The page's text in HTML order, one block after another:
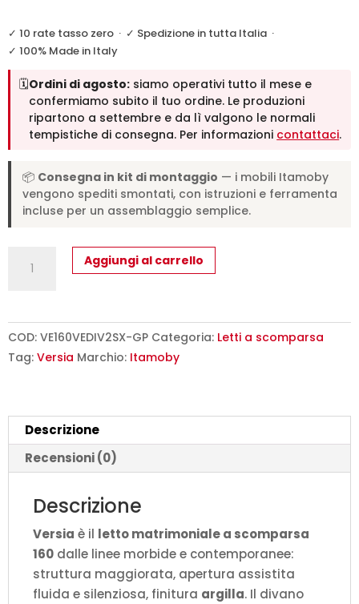
✓ 10 rate tasso zero · ✓ Spedizione in tutta Italia ·
✓ 100% Made in Italy
🗓️Ordini di agosto: siamo operativi tutto il mese e
confermiamo subito il tuo ordine. Le produzioni
ripartono a settembre e da lì valgono le normali
tempistiche di consegna. Per informazioni contattaci.
📦 Consegna in kit di montaggio — i mobili Itamoby
vengono spediti smontati, con istruzioni e ferramenta
incluse per un assemblaggio semplice.
matrimoniale
160
Versia
e
armadio
2
ante
argilla
L.275,2
P.123
H.218,3
Aggiungi al carrello
COD: VE160VEDIV2SX-GP Categoria: Letti a scomparsa
Tag: Versia Marchio: Itamoby
Descrizione
Recensioni (0)
Descrizione
Versia è il letto matrimoniale a scomparsa
160 dalle linee morbide e contemporanee:
struttura maggiorata, apertura assistita
fluida e silenziosa, finitura argilla. Il divano